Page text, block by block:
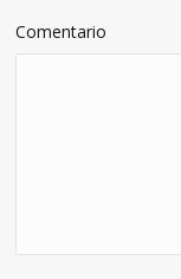
Comentario